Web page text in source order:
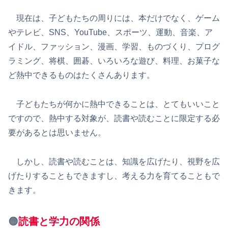
現在は、子どもたちの周りには、本だけでなく、ゲーム
やテレビ、SNS、YouTube、スポーツ、運動、音楽、ア
イドル、ファッション、漫画、学習、ものづくり、プログ
ラミング、将棋、囲碁、いろいろな遊び、料理、お菓子な
ど熱中できるものはたくさんあります。
子どもたちが何かに熱中できることは、とてもいいこと
ですので、熱中する対象が、読書や読むことに限定する必
要があるとは思いません。
しかし、読書や読むことは、知識を広げたり、視野を広
げたりすることもできますし、考える力を育てることもで
きます。
🟠読書と学力の関係